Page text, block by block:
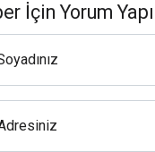
İçin Yorum